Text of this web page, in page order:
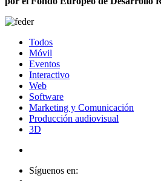
Todos
Móvil
Eventos
Interactivo
Web
Software
Marketing y Comunicación
Producción audiovisual
3D
Síguenos en: